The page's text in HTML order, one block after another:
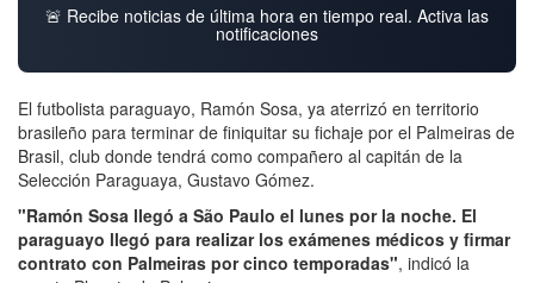
🚨 Recibe noticias de última hora en tiempo real. Activa las
notificaciones
El futbolista paraguayo, Ramón Sosa, ya aterrizó en territorio
brasileño para terminar de finiquitar su fichaje por el Palmeiras de
Brasil, club donde tendrá como compañero al capitán de la
Selección Paraguaya, Gustavo Gómez.
"Ramón Sosa llegó a São Paulo el lunes por la noche. El
paraguayo llegó para realizar los exámenes médicos y firmar
contrato con Palmeiras por cinco temporadas", indicó la